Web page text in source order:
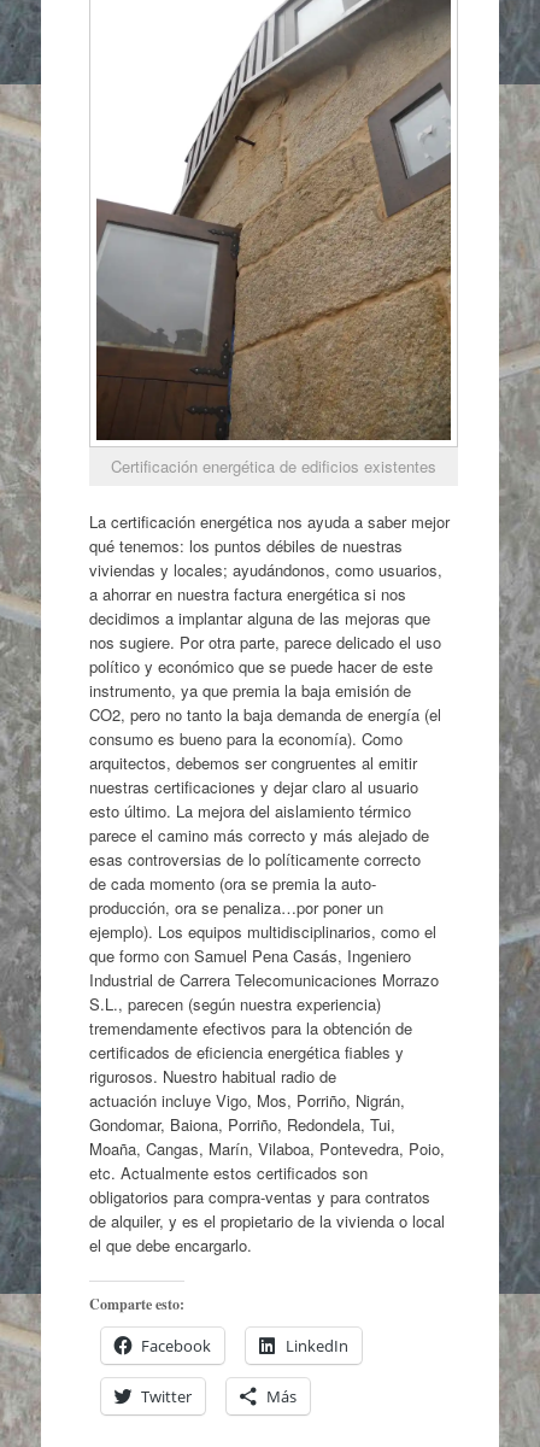
Certificación energética de edificios existentes
La certificación energética nos ayuda a saber mejor
qué tenemos: los puntos débiles de nuestras
viviendas y locales; ayudándonos, como usuarios,
a ahorrar en nuestra factura energética si nos
decidimos a implantar alguna de las mejoras que
nos sugiere. Por otra parte, parece delicado el uso
político y económico que se puede hacer de este
instrumento, ya que premia la baja emisión de
CO2, pero no tanto la baja demanda de energía (el
consumo es bueno para la economía). Como
arquitectos, debemos ser congruentes al emitir
nuestras certificaciones y dejar claro al usuario
esto último. La mejora del aislamiento térmico
parece el camino más correcto y más alejado de
esas controversias de lo políticamente correcto
de cada momento (ora se premia la auto-
producción, ora se penaliza…por poner un
ejemplo). Los equipos multidisciplinarios, como el
que formo con Samuel Pena Casás, Ingeniero
Industrial de Carrera Telecomunicaciones Morrazo
S.L., parecen (según nuestra experiencia)
tremendamente efectivos para la obtención de
certificados de eficiencia energética fiables y
rigurosos. Nuestro habitual radio de
actuación incluye Vigo, Mos, Porriño, Nigrán,
Gondomar, Baiona, Porriño, Redondela, Tui,
Moaña, Cangas, Marín, Vilaboa, Pontevedra, Poio,
etc. Actualmente estos certificados son
obligatorios para compra-ventas y para contratos
de alquiler, y es el propietario de la vivienda o local
el que debe encargarlo.
Comparte esto:
Facebook LinkedIn
Twitter Más